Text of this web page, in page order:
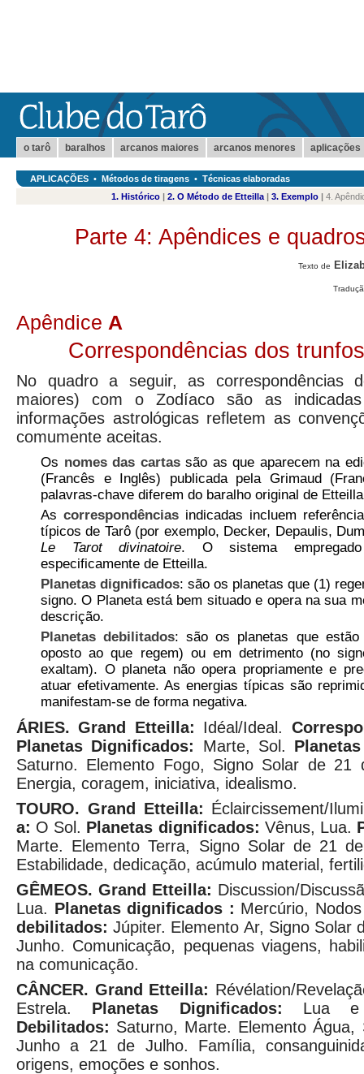
o tarô baralhos arcanos maiores arcanos menores aplicações
APLICAÇÕES • Métodos de tiragens • Técnicas elaboradas
1. Histórico| 2. O Método de Etteilla| 3. Exemplo|4.
Parte 4: Apêndices e
Texto de
Apêndice A
Correspondências dos
No quadro a seguir, as correspondências
maiores) com o Zodíaco são as
informações astrológicas refletem as
comumente aceitas.
Os nomes das cartassão as que aparecem na
(Francês e Inglês) publicada pela Grimaud
palavras-chave diferem do baralho original de
As correspondências indicadas incluem
típicos de Tarô (por exemplo, Decker, Depaulis,
Le Tarot divinatoire. O sistema
especificamente de Etteilla.
Planetas dignificados: são os planetas que (1)
signo. O Planeta está bem situado e opera na sua
descrição.
Planetas debilitados: são os planetas que
oposto ao que regem) ou em detrimento (no
exaltam). O planeta não opera propriamente e
atuar efetivamente. As energias típicas são
manifestam-se de forma negativa.
ÁRIES. Grand Etteilla: Idéal/Ideal.
Planetas Dignificados:
Marte, Sol.
Saturno. Elemento Fogo, Signo Solar de
Energia, coragem, iniciativa, idealismo.
TOURO. Grand Etteilla: Éclaircissement/
a: O Sol. Planetas dignificados: Vênus, Lua.
Marte. Elemento Terra, Signo Solar de 21
Estabilidade, dedicação, acúmulo material,
GÊMEOS. Grand Etteilla: Discussion/
Lua. Planetas dignificados : Mercúrio,
debilitados:Júpiter. Elemento Ar, Signo Solar
Junho. Comunicação, pequenas viagens,
na comunicação.
CÂNCER. Grand Etteilla: Révélation/
Estrela. Planetas Dignificados: Lua e
Debilitados: Saturno, Marte. Elemento
Junho a 21 de Julho. Família,
origens, emoções e sonhos.